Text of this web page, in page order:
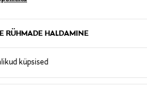
RÜHMADE HALDAMINE
küpsised